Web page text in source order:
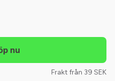
Frakt från 39 SEK